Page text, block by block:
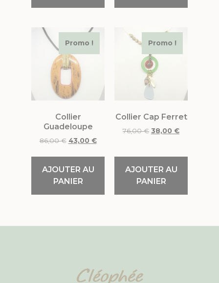
Promo !
Collier
Guadeloupe
86,00€ 43,00 €
AJOUTER AU
PANIER
Promo !
Collier Cap Ferret
76,00€ 38,00 €
AJOUTER AU
PANIER